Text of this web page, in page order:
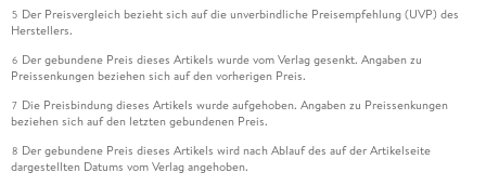
5 Der Preisvergleich bezieht sich auf die unverbindliche Preisempfehlung (UVP) des
Herstellers.
6 Der gebundene Preis dieses Artikels wurde vom Verlag gesenkt. Angaben zu
Preissenkungen beziehen sich auf den vorherigen Preis.
7 Die Preisbindung dieses Artikels wurde aufgehoben. Angaben zu Preissenkungen
beziehen sich auf den letzten gebundenen Preis.
8 Der gebundene Preis dieses Artikels wird nach Ablauf des auf der Artikelseite
dargestellten Datums vom Verlag angehoben.